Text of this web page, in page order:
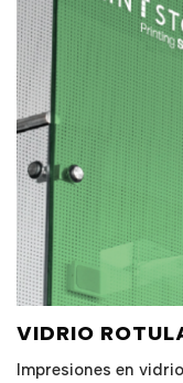
VIDRIO
Impresiones en